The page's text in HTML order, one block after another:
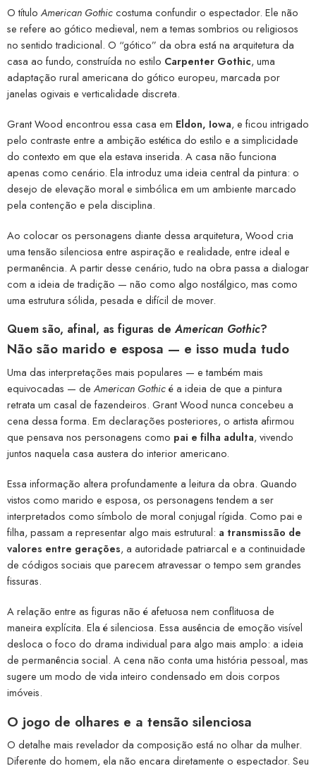
O título American Gothiccostuma confundir o espectador. Ele não
se refere ao gótico medieval, nem a temas sombrios ou religiosos
no sentido tradicional. O “gótico” da obra está na arquitetura da
casa ao fundo, construída no estilo Carpenter Gothic, uma
adaptação rural americana do gótico europeu, marcada por
janelas ogivais e verticalidade discreta.
Grant Wood encontrou essa casa em Eldon, Iowa, e ficou intrigado
pelo contraste entre a ambição estética do estilo e a simplicidade
do contexto em que ela estava inserida. A casa não funciona
apenas como cenário. Ela introduz uma ideia central da pintura: o
desejo de elevação moral e simbólica em um ambiente marcado
pela contenção e pela disciplina.
Ao colocar os personagens diante dessa arquitetura, Wood cria
uma tensão silenciosa entre aspiração e realidade, entre ideal e
permanência. A partir desse cenário, tudo na obra passa a dialogar
com a ideia de tradição — não como algo nostálgico, mas como
uma estrutura sólida, pesada e difícil de mover.
Quem são, afinal, as figuras deAmerican Gothic?
Não são marido e esposa — e isso muda tudo
Uma das interpretações mais populares — e também mais
equivocadas — de American Gothicé a ideia de que a pintura
retrata um casal de fazendeiros. Grant Wood nunca concebeu a
cena dessa forma. Em declarações posteriores, o artista afirmou
que pensava nos personagens como pai e filha adulta, vivendo
juntos naquela casa austera do interior americano.
Essa informação altera profundamente a leitura da obra. Quando
vistos como marido e esposa, os personagens tendem a ser
interpretados como símbolo de moral conjugal rígida. Como pai e
filha, passam a representar algo mais estrutural: a transmissão de
valores entre gerações, a autoridade patriarcal e a continuidade
de códigos sociais que parecem atravessar o tempo sem grandes
fissuras.
A relação entre as figuras não é afetuosa nem conflituosa de
maneira explícita. Ela é silenciosa. Essa ausência de emoção visível
desloca o foco do drama individual para algo mais amplo: a ideia
de permanência social. A cena não conta uma história pessoal, mas
sugere um modo de vida inteiro condensado em dois corpos
imóveis.
O jogo de olhares e a tensão silenciosa
O detalhe mais revelador da composição está no olhar da mulher.
Diferente do homem, ela não encara diretamente o espectador. Seu